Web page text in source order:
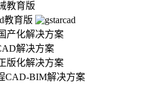
教育版
教育版